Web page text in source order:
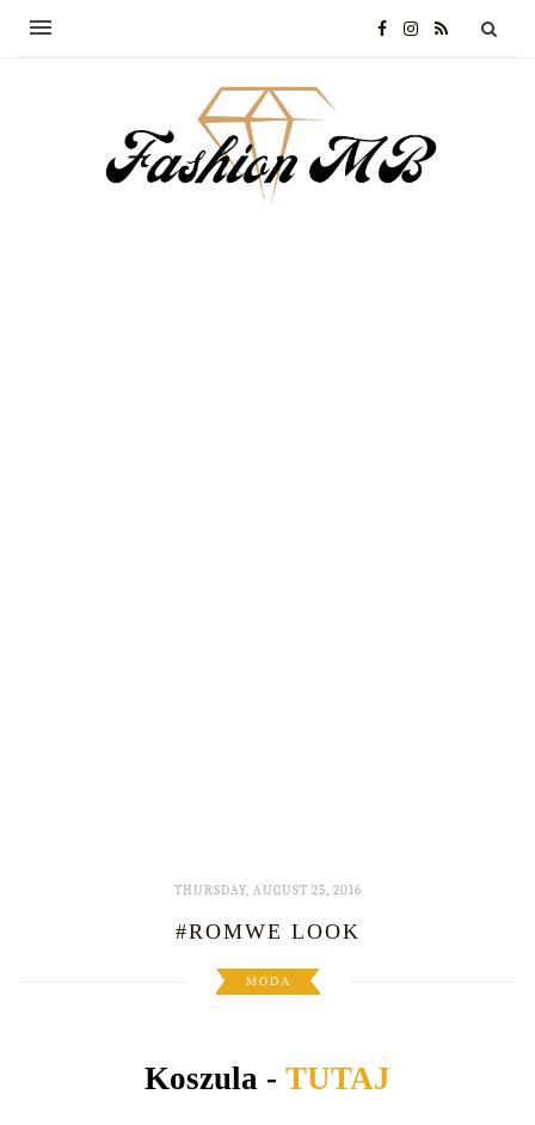
THURSDAY, AUGUST 25, 2016
#ROMWE LOOK
MODA
Koszula - TUTAJ